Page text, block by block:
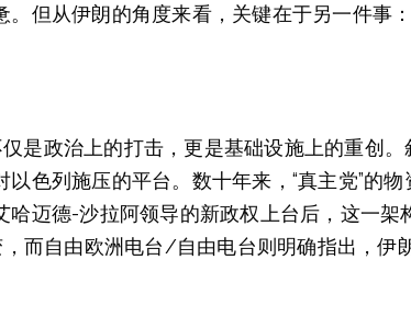
但从伊朗的角度来看，关键在于另一件事
是政治上的打击，更是基础设施上的重创
色列施压的平台。数十年来，“真主党”的
迈德-沙拉阿领导的新政权上台后，这一
而自由欧洲电台/自由电台则明确指出，伊